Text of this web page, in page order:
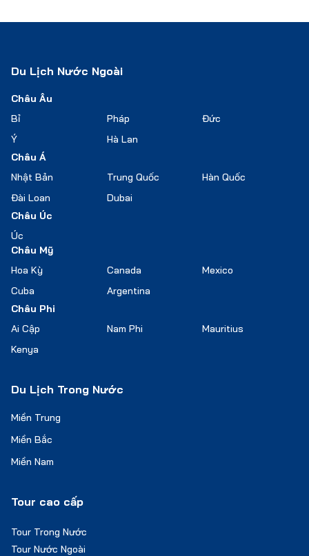
Du Lịch Nước Ngoài
Châu Âu
Bỉ
Pháp
Đức
Ý
Hà Lan
Châu Á
Nhật Bản
Trung Quốc
Hàn Quốc
Đài Loan
Dubai
Châu Úc
Úc
Châu Mỹ
Hoa Kỳ
Canada
Mexico
Cuba
Argentina
Châu Phi
Ai Cập
Nam Phi
Mauritius
Kenya
Du Lịch Trong Nước
Miền Trung
Miền Bắc
Miền Nam
Tour cao cấp
Tour Trong Nước
Tour Nước Ngoài